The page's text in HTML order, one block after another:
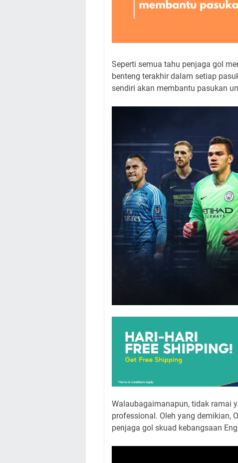
Seperti semua tahu penjaga gol
benteng terakhir dalam setiap
sendiri akan membantu pasukan
Walaubagaimanapun, tidak ramai
professional. Oleh yang demikian,
penjaga gol skuad kebangsaan